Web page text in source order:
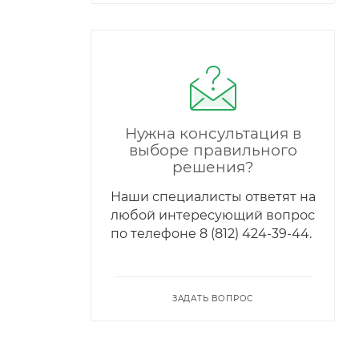
Нужна консультация в
выборе правильного
решения?
Наши специалисты ответят на
любой интересующий вопрос
по телефонe 8 (812) 424-39-44.
ЗАДАТЬ ВОПРОС